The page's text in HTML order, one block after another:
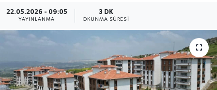
22.05.2026 - 09:05
YAYINLANMA
3 DK
OKUNMA SÜRESI
KÜLTÜR SANAT
SAĞLIK
BİLİM VE TEKNOLOJİ
OTOMOBİL
Haber Arşivi